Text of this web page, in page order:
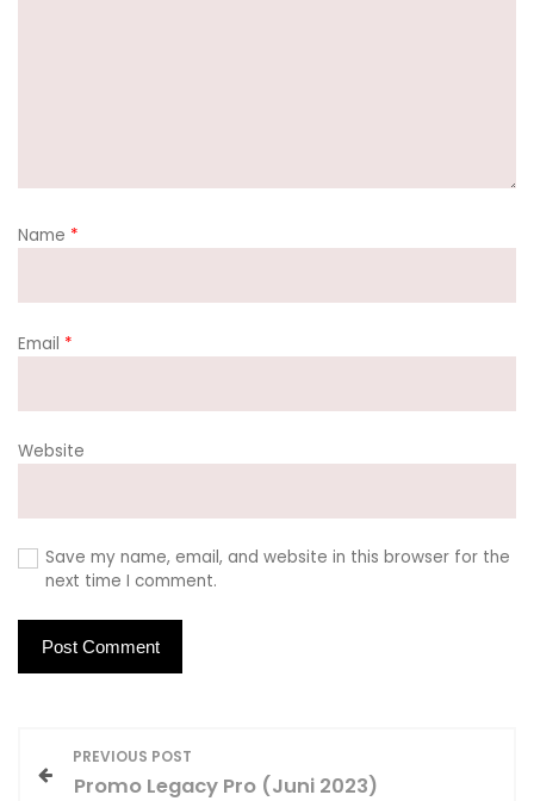
Name *
Email *
Website
Save my name, email, and website in this browser for the
next time I comment.
PREVIOUS POST
Promo Legacy Pro (Juni 2023)